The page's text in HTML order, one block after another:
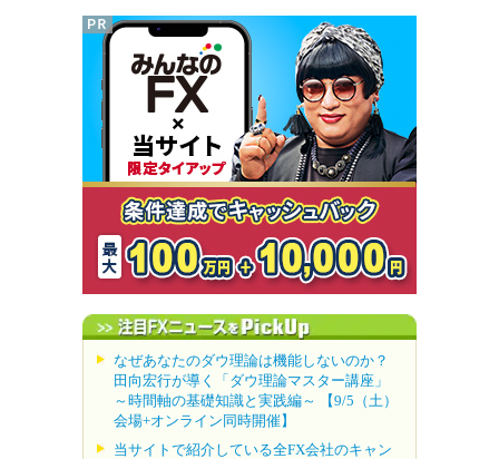
なぜあなたのダウ理論は機能しないのか？
田向宏行が導く「ダウ理論マスター講座」
～時間軸の基礎知識と実践編～ 【9/5（土）
会場+オンライン同時開催】
当サイトで紹介している全FX会社のキャン